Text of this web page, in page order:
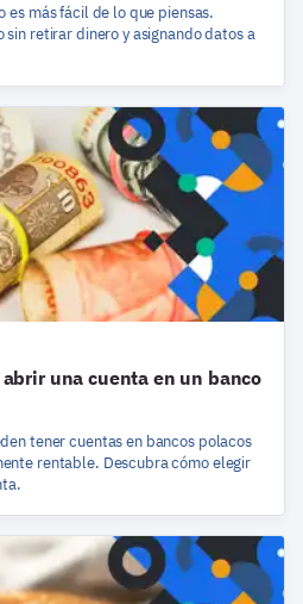
es más fácil de lo que piensas.
retirar dinero y asignando datos a
una cuenta en un banco
tener cuentas en bancos polacos
rentable. Descubra cómo elegir